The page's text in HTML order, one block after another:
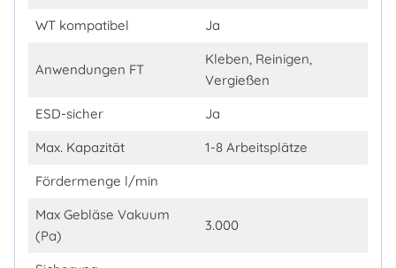
WT kompatibel
Ja
Anwendungen FT
Kleben, Reinigen,
Vergießen
ESD-sicher
Ja
Max. Kapazität
1-8 Arbeitsplätze
Fördermenge l/min
Max Gebläse Vakuum
(Pa)
3.000